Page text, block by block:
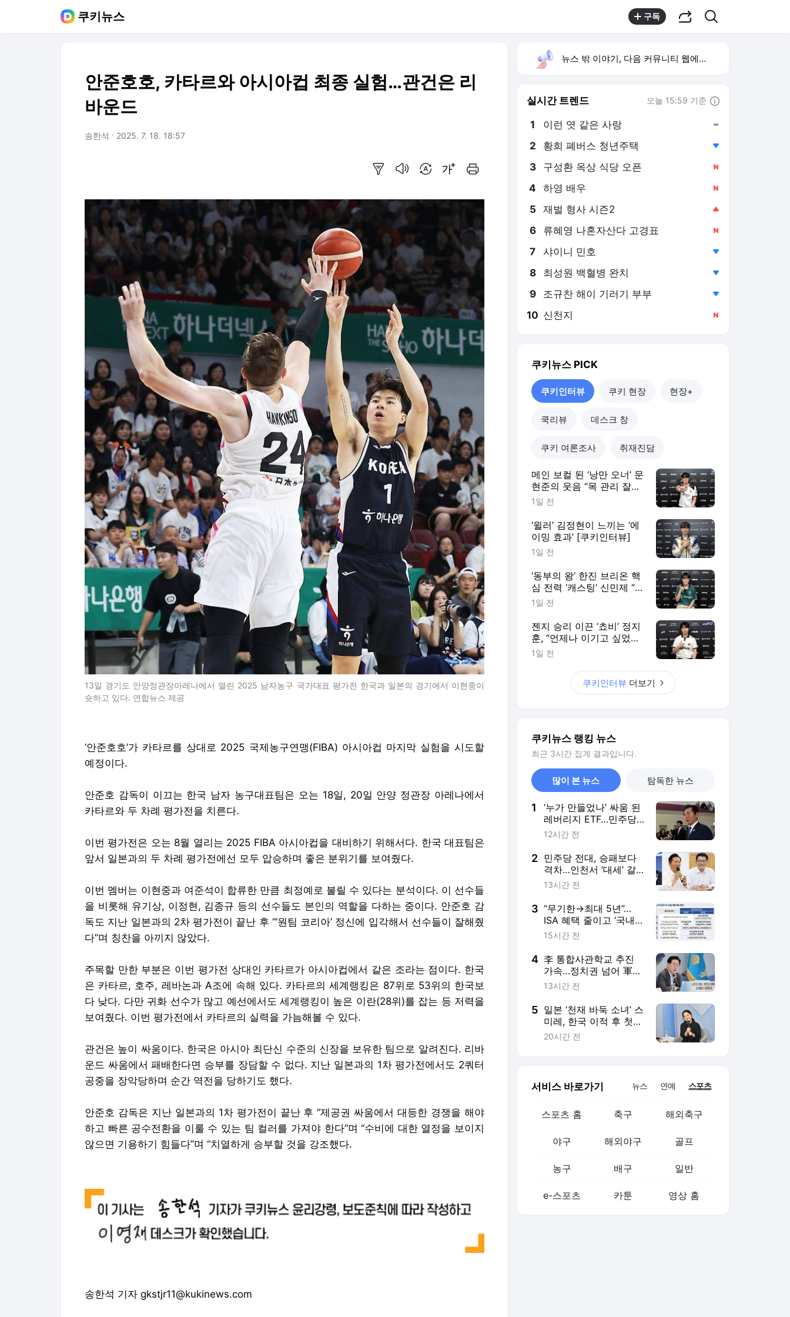
쿠키뉴스 구독
안준호호, 카타르와 아시아컵 최종 실험…관건은 리
바운드
송한석 2025. 7. 18. 18:57
13일 경기도 안양정관장아레나에서 열린 2025 남자농구 국가대표 평가전 한국과 일본의 경기에서 이현중이
슛하고 있다. 연합뉴스 제공
‘안준호호’가 카타르를 상대로 2025 국제농구연맹(FIBA) 아시아컵 마지막 실험을 시도할
예정이다.
안준호 감독이 이끄는 한국 남자 농구대표팀은 오는 18일, 20일 안양 정관장 아레나에서
카타르와 두 차례 평가전을 치른다.
이번 평가전은 오는 8월 열리는 2025 FIBA 아시아컵을 대비하기 위해서다. 한국 대표팀은
앞서 일본과의 두 차례 평가전에선 모두 압승하며 좋은 분위기를 보여줬다.
이번 멤버는 이현중과 여준석이 합류한 만큼 최정예로 불릴 수 있다는 분석이다. 이 선수들
을 비롯해 유기상, 이정현, 김종규 등의 선수들도 본인의 역할을 다하는 중이다. 안준호 감
독도 지난 일본과의 2차 평가전이 끝난 후 “‘원팀 코리아’ 정신에 입각해서 선수들이 잘해줬
다”며 칭찬을 아끼지 않았다.
주목할 만한 부분은 이번 평가전 상대인 카타르가 아시아컵에서 같은 조라는 점이다. 한국
은 카타르, 호주, 레바논과 A조에 속해 있다. 카타르의 세계랭킹은 87위로 53위의 한국보
다 낮다. 다만 귀화 선수가 많고 예선에서도 세계랭킹이 높은 이란(28위)를 잡는 등 저력을
보여줬다. 이번 평가전에서 카타르의 실력을 가늠해볼 수 있다.
관건은 높이 싸움이다. 한국은 아시아 최단신 수준의 신장을 보유한 팀으로 알려진다. 리바
운드 싸움에서 패배한다면 승부를 장담할 수 없다. 지난 일본과의 1차 평가전에서도 2쿼터
공중을 장악당하며 순간 역전을 당하기도 했다.
안준호 감독은 지난 일본과의 1차 평가전이 끝난 후 “제공권 싸움에서 대등한 경쟁을 해야
하고 빠른 공수전환을 이룰 수 있는 팀 컬러를 가져야 한다”며 “수비에 대한 열정을 보이지
않으면 기용하기 힘들다”며 “치열하게 승부할 것을 강조했다.
송한석 기자 gkstjr11@kukinews.com
뉴스 밖 이야기, 다음 커뮤니티 웹에서 보기
실시간 트렌드 오늘 15:59 기준
1 이런 엿 같은 사랑
2 황희 폐버스 청년주택
3 구성환 옥상 식당 오픈
4 하영 배우
5 재벌 형사 시즌2
6 류혜영 나혼자산다 고경표
7 샤이니 민호
8 최성원 백혈병 완치
9 조규찬 해이 기러기 부부
10 신천지
쿠키뉴스 PICK
쿠키인터뷰 쿠키 현장 현장+
쿡리뷰 데스크 창
쿠키 여론조사 취재진담
메인 보컬 된 ‘낭만 오너’ 문
현준의 웃음 “목 관리 잘해
야죠” [쿠키인터뷰]
1일 전
‘윌러’ 김정현이 느끼는 ‘에
이밍 효과’ [쿠키인터뷰]
1일 전
‘동부의 왕’ 한진 브리온 핵
심 전력 ‘캐스팅’ 신민제 “팬
들에게 좋은 경기력으로 보
1일 전
젠지 승리 이끈 ‘쵸비’ 정지
훈, “언제나 이기고 싶었다”
[쿠키인터뷰]
1일 전
쿠키인터뷰 더보기
쿠키뉴스 랭킹 뉴스
최근 3시간 집계 결과입니다.
많이 본 뉴스 탐독한 뉴스
1
‘누가 만들었나’ 싸움 된
레버리지 ETF…민주당
책임 공방
12시간 전
2 민주당 전대, 승패보다
격차…인천서 ‘대세’ 갈
릴까
13시간 전
3 “무기한→최대 5년”…
ISA 혜택 줄이고 ‘국내
투자’ 당근
15시간 전
4 李 통합사관학교 추진
가속…정치권 넘어 軍
원로까지 반발
13시간 전
5 일본 ‘천재 바둑 소녀’ 스
미레, 한국 이적 후 첫
여자 랭킹 ‘톱3’ 진입
20시간 전
서비스 바로가기 뉴스 연예 스포츠
스포츠 홈 축구 해외축구
야구 해외야구 골프
농구 배구 일반
e-스포츠 카툰 영상 홈